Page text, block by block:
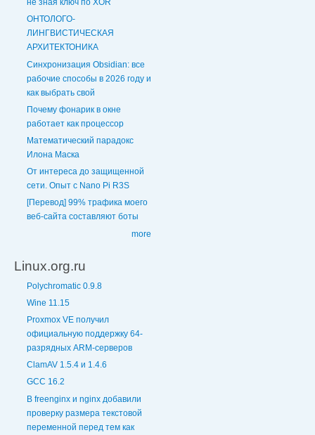
не зная ключ по XOR
ОНТОЛОГО-
ЛИНГВИСТИЧЕСКАЯ
АРХИТЕКТОНИКА
Синхронизация Obsidian: все
рабочие способы в 2026 году и
как выбрать свой
Почему фонарик в окне
работает как процессор
Математический парадокс
Илона Маска
От интереса до защищенной
сети. Опыт с Nano Pi R3S
[Перевод] 99% трафика моего
веб‑сайта составляют боты
more
Linux.org.ru
Polychromatic 0.9.8
Wine 11.15
Proxmox VE получил
официальную поддержку 64-
разрядных ARM-серверов
ClamAV 1.5.4 и 1.4.6
GCC 16.2
В freenginx и nginx добавили
проверку размера текстовой
переменной перед тем как